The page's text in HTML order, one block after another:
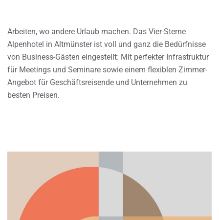
Arbeiten, wo andere Urlaub machen. Das Vier-Sterne
Alpenhotel in Altmünster ist voll und ganz die Bedürfnisse
von Business-Gästen eingestellt: Mit perfekter Infrastruktur
für Meetings und Seminare sowie einem flexiblen Zimmer-
Angebot für Geschäftsreisende und Unternehmen zu
besten Preisen.